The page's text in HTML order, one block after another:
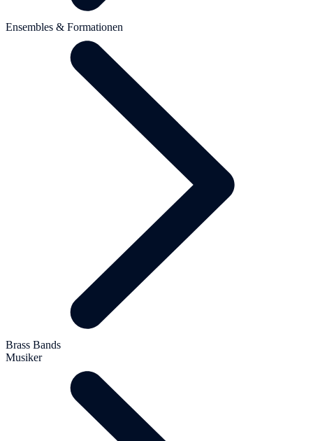
Ensembles & Formationen
Brass Bands
Musiker